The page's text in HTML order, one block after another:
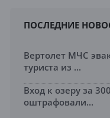
ПОСЛЕДНИЕ
Вертолет МЧС
туриста из ...
Вход к озеру за
оштрафовали...